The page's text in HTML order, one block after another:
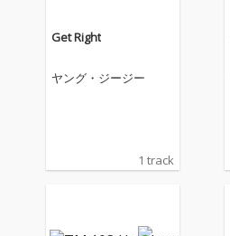
Get Right
ヤング・ジージー
1 track